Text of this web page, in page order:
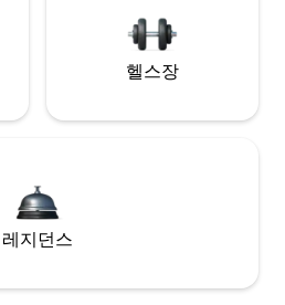
헬스장
레지던스